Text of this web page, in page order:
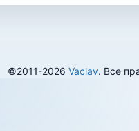
©2011-2026 Vaclav. Все